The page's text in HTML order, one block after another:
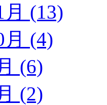
月 (13)
月 (4)
(6)
(2)